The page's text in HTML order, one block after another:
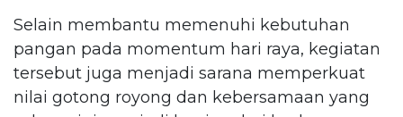
Selain membantu memenuhi kebutuhan
pangan pada momentum hari raya, kegiatan
tersebut juga menjadi sarana memperkuat
nilai gotong royong dan kebersamaan yang